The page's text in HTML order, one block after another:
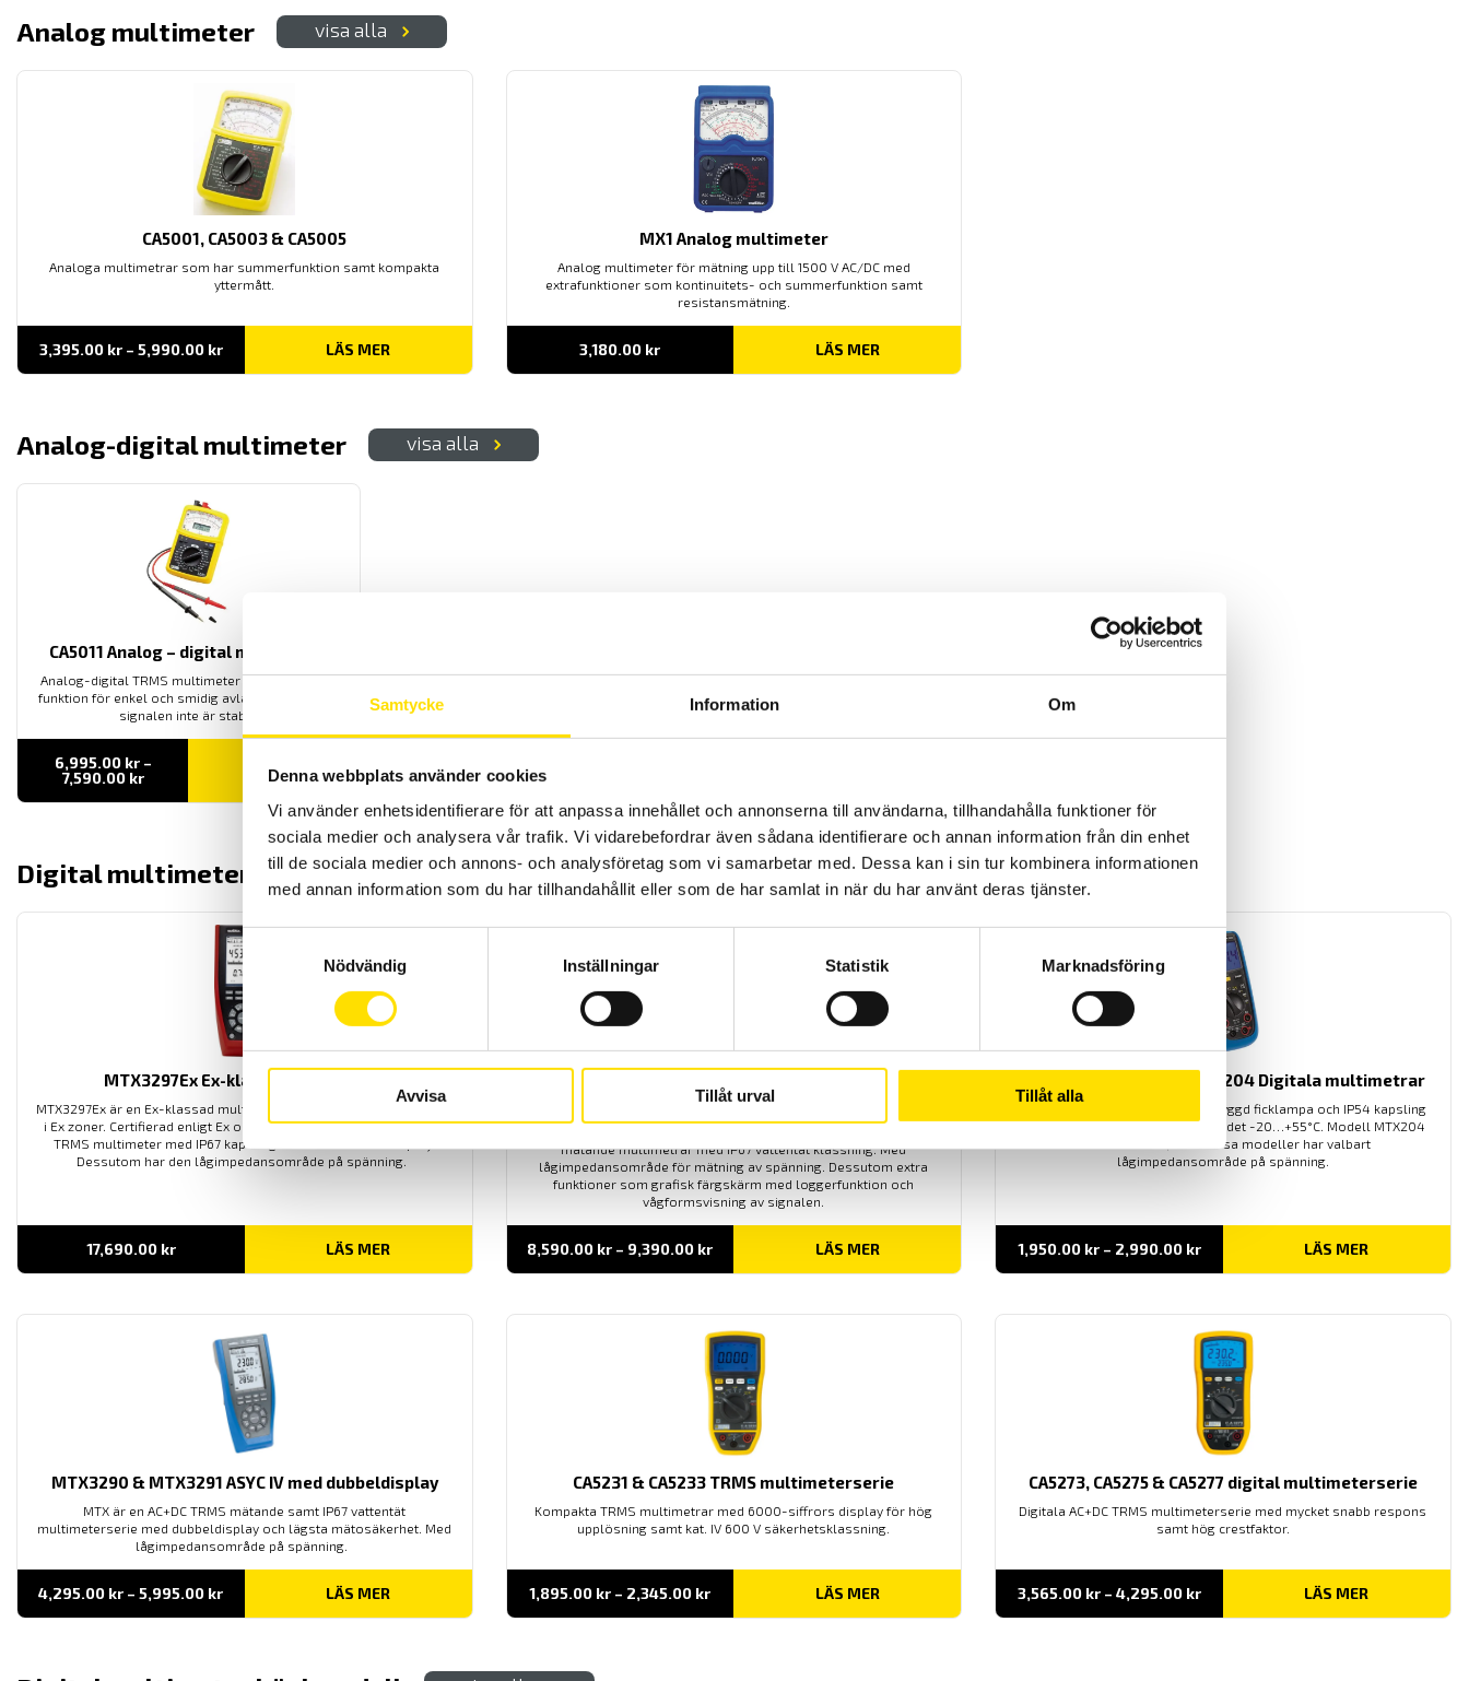
Samtycke Information Om
Denna webbplats använder cookies
Vi använder enhetsidentifierare för att anpassa innehållet och annonserna till användarna, tillhandahålla funktioner för
sociala medier och analysera vår trafik. Vi vidarebefordrar även sådana identifierare och annan information från din enhet
till de sociala medier och annons- och analysföretag som vi samarbetar med. Dessa kan i sin tur kombinera informationen
med annan information som du har tillhandahållit eller som de har samlat in när du har använt deras tjänster.
Samtyckesval
Nödvändig
Inställningar Statistik Marknadsföring
Avvisa Tillåt urval Tillåt alla
Analog multimeter visa alla
CA5001, CA5003 & CA5005
Analoga multimetrar som har summerfunktion samt kompakta
yttermått.
3,395.00 kr – 5,990.00 krPrisintervall:
till
LÄS MER
MX1 Analog multimeter
Analog multimeter för mätning upp till 1500 V AC/DC med
extrafunktioner som kontinuitets- och summerfunktion samt
resistansmätning.
3,180.00 kr LÄS MER
Analog-digital multimeter visa alla
CA5011 Analog – digital multimeter
Analog-digital TRMS multimeter med max-hold
funktion för enkel och smidig avläsning även när
signalen inte är stabil.
6,995.00 kr –
7,590.00 krPrisintervall:
till
LÄS MER
Digital multimeter visa alla
MTX3297Ex Ex-klassad Multimeter
MTX3297Ex är en Ex-klassad multimeter för permanent användning
i Ex zoner. Certifierad enligt Ex och IECEx. MTX3297Ex är en AC+DC
TRMS multimeter med IP67 kapsling samt med dubbeldisplay.
Dessutom har den lågimpedansområde på spänning.
17,690.00 kr LÄS MER
loggerfunktion
mätande multimetrar med IP67 vattentät klassning. Med
lågimpedansområde för mätning av spänning. Dessutom extra
funktioner som grafisk färgskärm med loggerfunktion och
vågformsvisning av signalen.
8,590.00 kr – 9,390.00 krPrisintervall:
till
LÄS MER
MTX202, MTX203 & MTX 204 Digitala multimetrar
Mångsidiga multimetrar med inbyggd ficklampa och IP54 kapsling
för användning i temperaturområdet -20…+55°C. Modell MTX204
är AC+DC TRMS, alla dessa modeller har valbart
lågimpedansområde på spänning.
1,950.00 kr – 2,990.00 krPrisintervall:
till
LÄS MER
MTX3290 & MTX3291 ASYC IV med dubbeldisplay
MTX är en AC+DC TRMS mätande samt IP67 vattentät
multimeterserie med dubbeldisplay och lägsta mätosäkerhet. Med
lågimpedansområde på spänning.
4,295.00 kr – 5,995.00 krPrisintervall:
till
LÄS MER
CA5231 & CA5233 TRMS multimeterserie
Kompakta TRMS multimetrar med 6000-siffrors display för hög
upplösning samt kat. IV 600 V säkerhetsklassning.
1,895.00 kr – 2,345.00 krPrisintervall:
till
LÄS MER
CA5273, CA5275 & CA5277 digital multimeterserie
Digitala AC+DC TRMS multimeterserie med mycket snabb respons
samt hög crestfaktor.
3,565.00 kr – 4,295.00 krPrisintervall:
till
LÄS MER